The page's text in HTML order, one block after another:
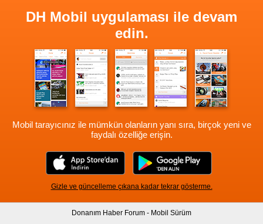
DH Mobil uygulaması ile devam
edin.
Mobil tarayıcınız ile mümkün olanların yanı sıra, birçok yeni ve
faydalı özelliğe erişin.
Gizle ve güncelleme çıkana kadar tekrar gösterme.
Donanım Haber Forum - Mobil Sürüm